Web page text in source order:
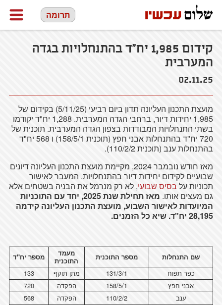
תרומה
קידום 1,985 יח"ד בהתנחלויות בגדה
המערבית
02.11.25
מועצת התכנון העליונה תדון ביום רביעי (5/11/25) בקידום של
1,985 יחידות דיור, ברחבי הגדה המערבית. 1,288 יח"ד יקודמו
בשתי התנחלויות המבודדות בצפון הגדה המערבית. תוכנית של
720 יח"ד בהתנחלות אבני חפץ (תוכנית 158/5/1) ו 568 יח"ד
בהתנחלות ענב (תוכנית 110/2/2).
מאז חודש נובמבר 2024, מקיימת מועצת התכנון העליונה דיונים
שבועיים לקידום יחידות דיור בהתנחלויות. המעבר לאישור
תכוניות על בסיס שבועי, לא רק מנרמל את הבניה בשטחים אלא
גם מעצים אותו.
מאז תחילת שנת 2025, יחד עם התוכניות
המיועדות לאישור השבוע, מועצת התכנון העליונה קידמה
28,195יח"ד. שיא כל הזמנים.
שם התנחלות מספר התוכנית
מעמד
התוכנית
מספר יח"ד
כפר תפוח 131/3/1 מתן תוקף
133
אבני חפץ
158/5/1 הפקדה
720
ענב
110/2/2 הפקדה
568